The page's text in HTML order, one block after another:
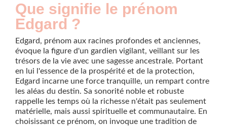
Que signifie le prénom
Edgard ?
Edgard, prénom aux racines profondes et anciennes,
évoque la figure d'un gardien vigilant, veillant sur les
trésors de la vie avec une sagesse ancestrale. Portant
en lui l'essence de la prospérité et de la protection,
Edgard incarne une force tranquille, un rempart contre
les aléas du destin. Sa sonorité noble et robuste
rappelle les temps où la richesse n'était pas seulement
matérielle, mais aussi spirituelle et communautaire. En
choisissant ce prénom, on invoque une tradition de